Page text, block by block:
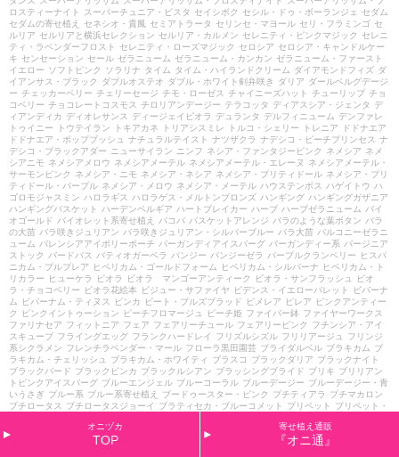
ロスティーナイト
スーパーチュニア・ビスタ セイシボク セシル・ドゥ・ボーランジェ
セダム
セダムの寄せ植え
セネシオ・貴鳳 セミアトラータ セリンセ・マヨール セリ・フラミンゴ セ
ルリア セルリアと横浜セレクション セルリア・カルメン セレニティ・ピンクマジック
セレニ
ティ・ラベンダーフロスト
セレニティ・ローズマジック セロシア セロシア・キャンドルケー
キ センセーション セール ゼラニューム ゼラニューム・カンカン ゼラニューム・ファースト
イエロー ソフトピンク ソラリナ タイム タイム・ハイランドクリーム ダイアモンドフィズ ダ
イアンサス・ブラック
ダブルオステオ ダブル・ホワイト剣弁咲き ダリア ダールベルグデージ
ー チェッカーベリー チェリーセージ チモ・ローゼス チャイニーズハット チューリップ チョ
コベリー チョコレートコスモス チロリアンデージー テラコッタ ディアスシア・ジェンタ
デ
ィアンディカ ディオレサンス ディージェイビオラ デュランタ デルフィニューム デンファレ
トゥイニー
トウテイラン トキアカネ トリアシスミレ トルコ・シェリー トレニア
ドドナエア
ドドナエア・ポップブッシュ
ナチュラルテイスト ナツザクラ ナデシコ・ピーチプリンセス ナ
デシコ・ブラックアダー
ニューサイラン ニンフ ネシア・ファンタジーピンク ネメシア ネメ
シアニモ ネメシアメロウ ネメシアメーテル ネメシアメーテル・エレーヌ
ネメシアメーテル・
サーモンピンク
ネメシア・ニモ ネメシア・ネシア ネメシア・プリティドール ネメシア・プリ
ティドール・パープル ネメシア・メロウ ネメシア・メーテル ハウステンボス ハゲイトウ ハ
ゴロモジャスミン ハロラギス ハロラゲス・メルトンブロンズ ハンギング ハンギングガザニア
ハンギングバスケット
ハーデンベルギア ハートブレイカー ハーブ ハーブゼラニューム バイ
オゴールド バイオレット系寄せ植え バコパ バスケットアレンジ バラのような葉ボタン バラ
の大苗 バラ咲きジュリアン バラ咲きジュリアン・シルバーブルー バラ大苗 バルコニーゼラニ
ューム バレンシアアイボリーポーチ バーガンディアイスバーグ バーガンディー系 バージニア
ストック
バードバス パティオガーベラ パンジー パンジーゼラ パープルクランベリー
ヒスパ
ニカム・プルプレア
ヒペリカム・ゴールドフォーム ヒペリカム・シルバーナ
ヒペリカム・ト
リカラー
ヒューケラ ビオラ ビオラ マンゴーアンティーク ビオラ・サンフラッシュ
ビオ
ラ・チョコベリー
ビオラ花絵本 ビジュー・サファイヤ ビデンス・イエローパレット
ビバーナ
ム
ビバーナム・ティヌス ビンカ ビート・ブルズブラッド ピメレア ピレア
ピンクアンティー
ク
ピンクイントゥーション ピーチフロマージュ ピーチ姫 ファイバー鉢 ファイヤーワークス
ファリナセア フィットニア フェア フェアリーチュール フェアリーピンク
フチンシア・アイ
スキューブ フライングエッグ フランクハードレイ フリズルシズル フリリアージュ
フリンジ
系シクラメン フレンチラベンダー・マール フローラ黒田園芸 ブライダルベル ブラキカム ブ
ラキカム・チェリッシュ
ブラキカム・ホワイティ ブラスコ ブラックダリア ブラックナイト
ブラックバード ブラックビンカ ブラックルシアン ブラッシングブライド ブリキ ブリリアン
トピンクアイスバーグ ブルーエンジェル ブルーコーラル ブルーデージー ブルーデージー・青
いうさぎ ブルー系 ブルー系寄せ植え ブードゥースター・ピンク プチティアラ
プチマカロン
プチロータス
プチロータスジョーイ プラティセカ・ブルーコメット プリペット
プリペット・
プリムラ・オーリキュラ プリムラ・ショコラ プリムラ・ジュリ
プリムラ・ブルースプラッシュ プリンセスアイコ プルマージュ・ウェーブピンク
オニヅカ
TOP
寄せ植え通販
『オニ通』